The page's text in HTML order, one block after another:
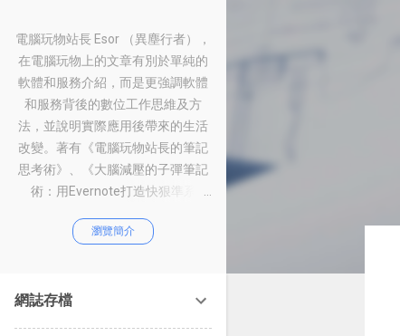
電腦玩物站長 Esor （異塵行者），
在電腦玩物上的文章有別於單純的
軟體和服務介紹，而是更強調軟體
和服務背後的數位工作思維及方
法，並說明實際應用後帶來的生活
改變。著有《電腦玩物站長的筆記
思考術》、《大腦減壓的子彈筆記
術：用Evernote打造快狠準系
作術：從職場到人生的100個聰明
瀏覽簡介
網誌存檔